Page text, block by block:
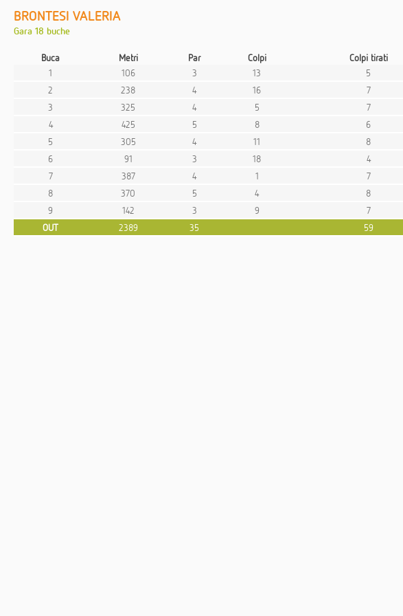
BRONTESI VALERIA
Gara 18 buche
Buca Metri Par Colpi
Colpi tirati
1
106 3 13
5
2
238 4 16
7
3
325 4 5
7
4
425 5 8
6
5
305 4 11
8
6
91 3 18
4
7
387 4 1
7
8
370 5 4
8
9
142 3 9
7
OUT
2389 35 59